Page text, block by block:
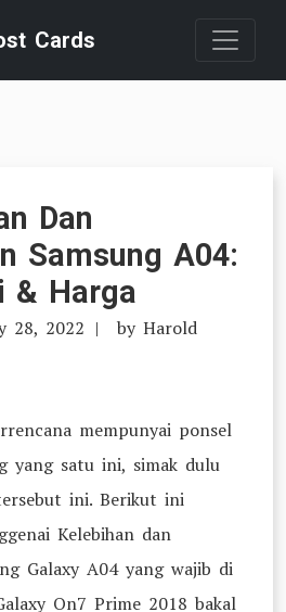
Cards
Dan
Samsung A04:
& Harga
28, 2022 by Harold
mempunyai ponsel
yang satu ini, simak dulu
ini. Berikut ini
Kelebihan dan
Galaxy A04 yang wajib di
On7 Prime 2018 bakal